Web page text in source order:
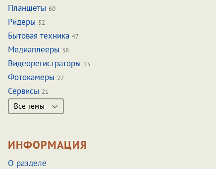
Планшеты 60
Ридеры 52
Бытовая техника 47
Медиаплееры 38
Видеорегистраторы 33
Фотокамеры 27
Сервисы 21
Все темы
ИНФОРМАЦИЯ
О разделе